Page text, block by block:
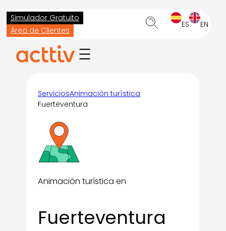
Saltar
al
contenido
Simulador Gratuito
Área de Clientes
ES EN
ServiciosAnimación turística
Fuerteventura
Animación turística en
Fuerteventura